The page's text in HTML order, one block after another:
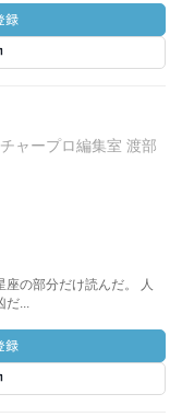
ャープロ編集室 渡部
の部分だけ読んだ。 人
だ...